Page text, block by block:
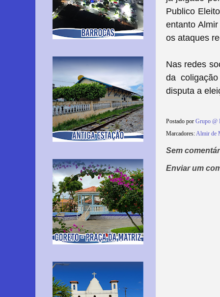
Publico
entanto
os ataques
Nas redes
da
disputa a
Postado por Grupo @
Marcadores:Almir de
Sem
Enviar um